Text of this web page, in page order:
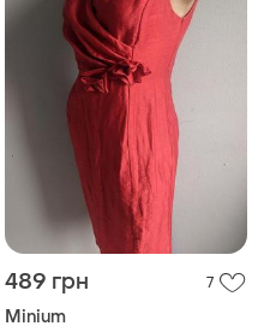
489 грн 7
Minium